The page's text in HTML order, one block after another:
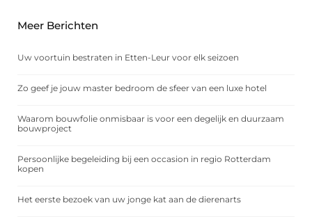
Meer Berichten
Uw voortuin bestraten in Etten-Leur voor elk seizoen
Zo geef je jouw master bedroom de sfeer van een luxe hotel
Waarom bouwfolie onmisbaar is voor een degelijk en duurzaam
bouwproject
Persoonlijke begeleiding bij een occasion in regio Rotterdam
kopen
Het eerste bezoek van uw jonge kat aan de dierenarts